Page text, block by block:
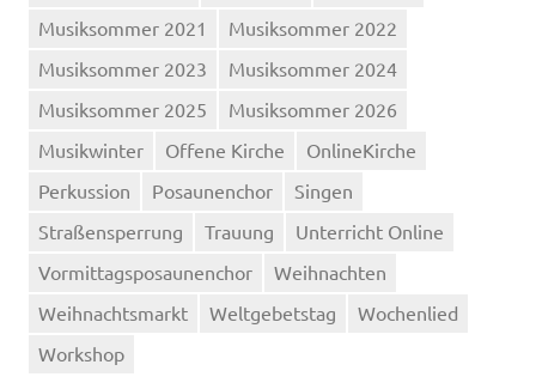
Musiksommer 2021
Musiksommer 2022
Musiksommer 2023
Musiksommer 2024
Musiksommer 2025
Musiksommer 2026
Musikwinter
Offene Kirche
OnlineKirche
Perkussion
Posaunenchor
Singen
Straßensperrung
Trauung
Unterricht Online
Vormittagsposaunenchor
Weihnachten
Weihnachtsmarkt
Weltgebetstag
Wochenlied
Workshop